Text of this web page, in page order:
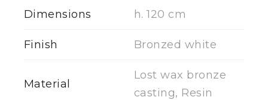
Dimensions h. 120 cm
Finish Bronzed white
Material
Lost wax bronze
casting, Resin